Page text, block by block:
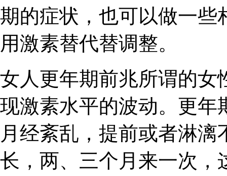
期的症状，也可以做一些
用激素替代替调整。
女人更年期前兆所谓的女
现激素水平的波动。更年
月经紊乱，提前或者淋
长，两、三个月来一次，